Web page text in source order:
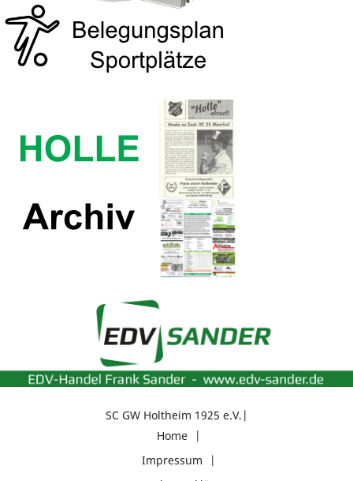
SC GW Holtheim 1925 e.V.
Home
Impressum